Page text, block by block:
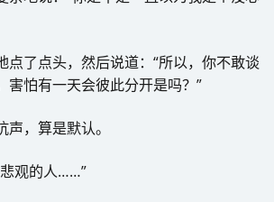
点了点头，然后说道：“所以，你不敢谈
害怕有一天会彼此分开是吗？”
，算是默认。
观的人……”